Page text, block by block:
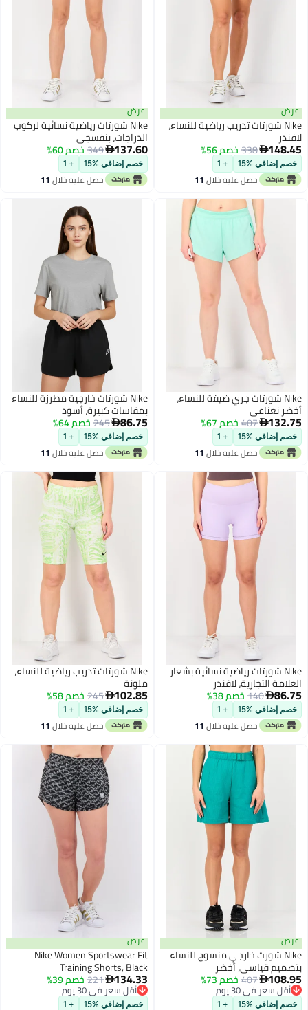
Nike شورتات تدريب رياضية للنساء،

338خصم 56%
إضافي %15 + 1
احصل عليه خلال11
اغسطس
عرض
Nike شورتات رياضية نسائية لركوب
الدراجات، بنفسجي
137.60
349خصم 60%
خصم إضافي %15 + 1
احصل عليه خلال11
اغسطس
Nike شورتات جري ضيقة للنساء،
نعناعي

407خصم 67%
إضافي %15 + 1
احصل عليه خلال11
اغسطس
Nike شورتات خارجية مطرزة للنساء
بمقاسات كبيرة، أسود
86.75
245خصم 64%
خصم إضافي %15 + 1
احصل عليه خلال11
اغسطس
Nike شورتات رياضية نسائية بشعار
التجارية، لافندر

140خصم 38%
إضافي %15 + 1
احصل عليه خلال11
اغسطس
Nike شورتات تدريب رياضية للنساء،
ملونة
102.85
245خصم 58%
خصم إضافي %15 + 1
احصل عليه خلال11
اغسطس
Nike شورت خارجي منسوج للنساء
قياسي، أخضر

407خصم 73%
سعر في 30 يوم
سعر في 30 يوم
إضافي %15 + 1
عرض
Nike Women Sportswear Fit
Training Shorts, Black
134.33
221خصم 39%
أقل سعر في 30 يوم
أقل سعر في 30 يوم
خصم إضافي %15 + 1